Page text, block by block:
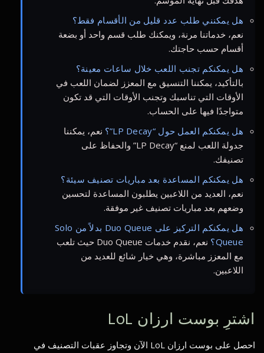
هل يمكنني طلب عدد قليل من الأقسام فقط؟
نعم، خدماتنا مرنة، ويمكنك طلب قسم واحد أو بضعة
أقسام حسب حاجتك.
هل يمكنكم تجنب اللعب خلال ساعات معينة؟
بالتأكيد، يمكننا التنسيق مع المعزز لضمان اللعب في
الأوقات التي تناسبك وتجنب الأوقات التي قد تكون
متواجدًا فيها على الحساب.
هل يمكنكم العمل حول “LP Decay”؟
نعم، يمكننا
جدولة اللعب لمنع “LP Decay” والحفاظ على
تصنيفك.
هل يمكنكم المساعدة بعد مباريات تصنيف سيئة؟
نعم، العديد من اللاعبين يطلبون المساعدة لتحسين
وضعهم بعد مباريات تصنيف غير موفقة.
هل يمكنكم التركيز على Duo Queue بدلاً من Solo
Queue؟
نعم، نقدم خدمات Duo Queue حيث تلعب
مع المعزز مباشرة، وهي خيار شائع للعديد من
اللاعبين.
اشترِ بوست ارزان LoL
احصل على بوست ارزان LoL الآن وتجاوز عقبات التصنيف في